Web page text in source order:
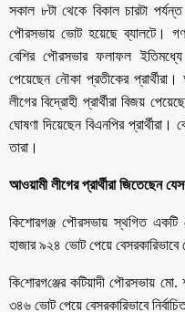
সকাল ৮টা থেকে বিকাল চারটা
পৌরসভায় ভোট হয়েছে ব্যালটে।
বেশির পৌরসভার ফলাফল
পেয়েছেন নৌকা প্রতীকের
লীগের বিদ্রোহী প্রার্থীরা বিজয়
ঘোষণা দিয়েছেন বিএনপির
তারা।
আওয়ামী লীগের প্রার্থীরা জিতেছেন
কিশোরগ‌ঞ্জ পৌরসভায় স্থগিত একটি
হাজার ৯২৪ ভোট পেয়ে বেসরকারিভাবে
কি‌শোরগ‌ঞ্জের ক‌টিয়াদী পৌরসভায়
৩৪৬ ভোট পেয়ে বেসরকারিভাবে